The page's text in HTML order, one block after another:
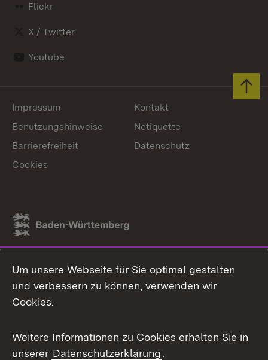
Flickr
X / Twitter
Youtube
Link zum Landesportal
Impressum
Kontakt
Benutzungshinweise
Netiquette
Barrierefreiheit
Datenschutz
Cookies
Um unsere Webseite für Sie optimal gestalten
und verbessern zu können, verwenden wir
Cookies.
Weitere Informationen zu Cookies erhalten Sie in
unserer Datenschutzerklärung.